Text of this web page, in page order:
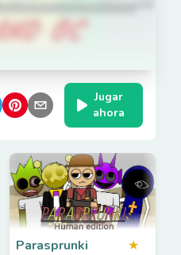
Jugar
ahora
Parasprunki
★